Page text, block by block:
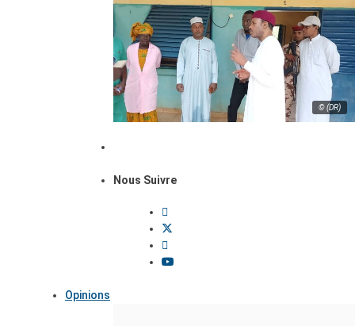
© (DR)
Nous Suivre
Opinions